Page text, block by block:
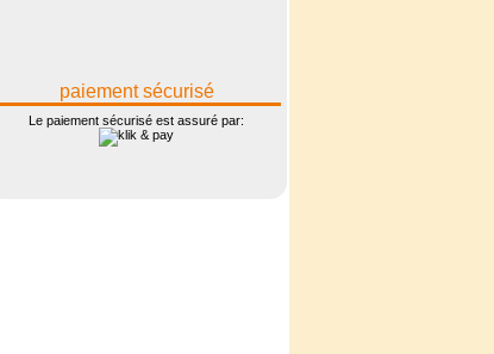
paiement sécurisé
Le paiement sécurisé est assuré par: